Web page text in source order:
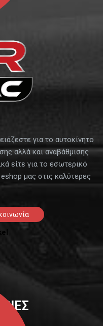
για το αυτοκίνητο
αλλά και αναβάθμισης
είτε για το εσωτερικό
μας στις καλύτερες